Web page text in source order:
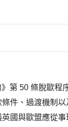
第 50 條脫歐程
件、過渡機制
國與歐盟應從